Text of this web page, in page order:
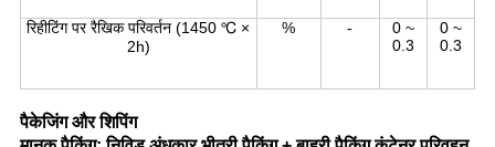
रिहीटिंग पर रैखिक परिवर्तन (1450 ℃ ×
2h)
% -
0 ~
0.3
0 ~
0.3
पैकेजिंग और शिपिंग